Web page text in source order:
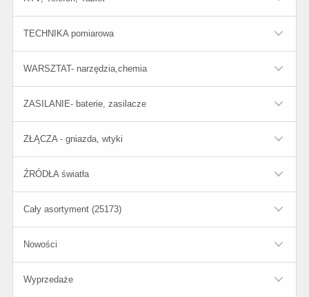
TECHNIKA pomiarowa
WARSZTAT- narzędzia,chemia
ZASILANIE- baterie, zasilacze
ZŁĄCZA - gniazda, wtyki
ŹRÓDŁA światła
Cały asortyment (25173)
Nowości
Wyprzedaże